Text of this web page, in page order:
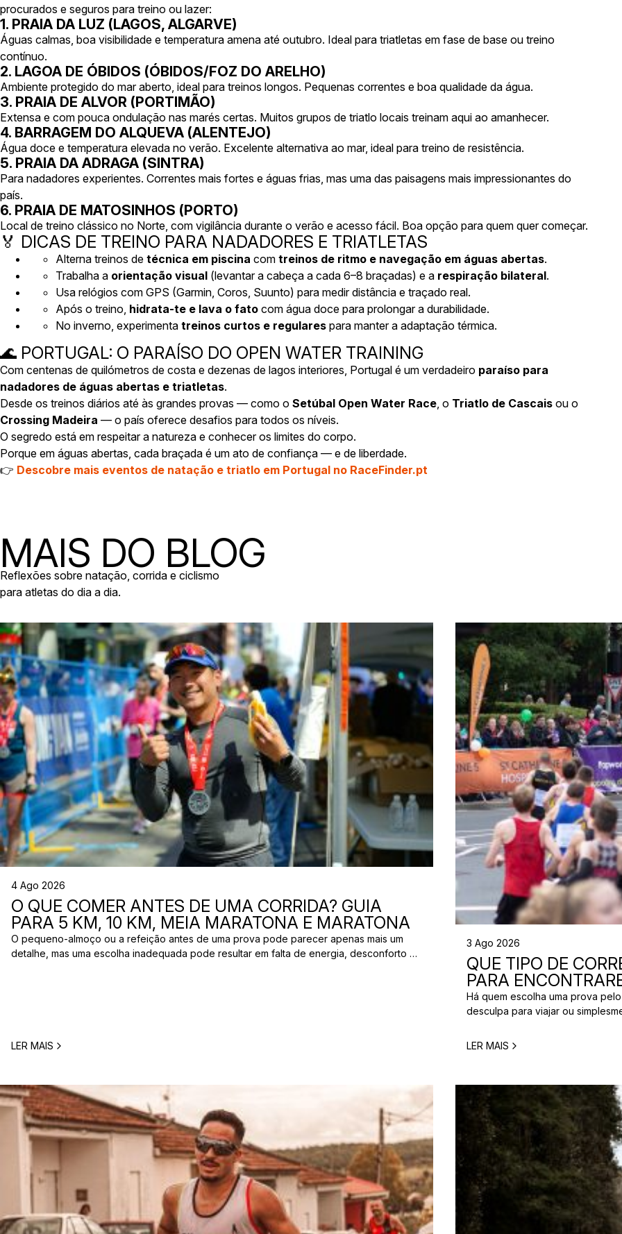
procurados e seguros para treino ou lazer:
1. PRAIA DA LUZ (LAGOS, ALGARVE)
Águas calmas, boa visibilidade e temperatura amena até outubro. Ideal para triatletas em fase de base ou treino
contínuo.
2. LAGOA DE ÓBIDOS (ÓBIDOS/FOZ DO ARELHO)
Ambiente protegido do mar aberto, ideal para treinos longos. Pequenas correntes e boa qualidade da água.
3. PRAIA DE ALVOR (PORTIMÃO)
Extensa e com pouca ondulação nas marés certas. Muitos grupos de triatlo locais treinam aqui ao amanhecer.
4. BARRAGEM DO ALQUEVA (ALENTEJO)
Água doce e temperatura elevada no verão. Excelente alternativa ao mar, ideal para treino de resistência.
5. PRAIA DA ADRAGA (SINTRA)
Para nadadores experientes. Correntes mais fortes e águas frias, mas uma das paisagens mais impressionantes do
país.
6. PRAIA DE MATOSINHOS (PORTO)
Local de treino clássico no Norte, com vigilância durante o verão e acesso fácil. Boa opção para quem quer começar.
🏅 DICAS DE TREINO PARA NADADORES E TRIATLETAS
Alterna treinos de técnica em piscina com treinos de ritmo e navegação em águas abertas.
Trabalha a orientação visual (levantar a cabeça a cada 6–8 braçadas) e a respiração bilateral.
Usa relógios com GPS (Garmin, Coros, Suunto) para medir distância e traçado real.
Após o treino, hidrata-te e lava o fato com água doce para prolongar a durabilidade.
No inverno, experimenta treinos curtos e regulares para manter a adaptação térmica.
🌊 PORTUGAL: O PARAÍSO DO OPEN WATER TRAINING
Com centenas de quilómetros de costa e dezenas de lagos interiores, Portugal é um verdadeiro paraíso para
nadadores de águas abertas e triatletas.
Desde os treinos diários até às grandes provas — como o Setúbal Open Water Race, o Triatlo de Cascais ou o
Crossing Madeira — o país oferece desafios para todos os níveis.
O segredo está em respeitar a natureza e conhecer os limites do corpo.
Porque em águas abertas, cada braçada é um ato de confiança — e de liberdade.
👉 Descobre mais eventos de natação e triatlo em Portugal no RaceFinder.pt
MAIS DO BLOG
Reflexões sobre natação, corrida e ciclismo
para atletas do dia a dia.
4 Ago 2026
O QUE COMER ANTES DE UMA CORRIDA? GUIA
PARA 5 KM, 10 KM, MEIA MARATONA E MARATONA
O pequeno-almoço ou a refeição antes de uma prova pode parecer apenas mais um
detalhe, mas uma escolha inadequada pode resultar em falta de energia, desconforto no
LER MAIS
3 Ago 2026
QUE TIPO DE
PARA
Há quem escolha uma prova
desculpa para viajar ou
perfeita para um corredor pode
LER MAIS